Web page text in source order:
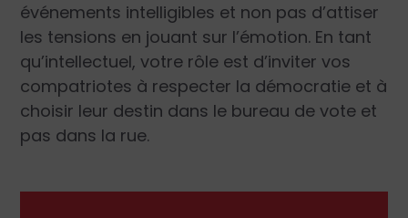
événements intelligibles et non pas d’attiser
les tensions en jouant sur l’émotion. En tant
qu’intellectuel, votre rôle est d’inviter vos
compatriotes à respecter la démocratie et à
choisir leur destin dans le bureau de vote et
pas dans la rue.